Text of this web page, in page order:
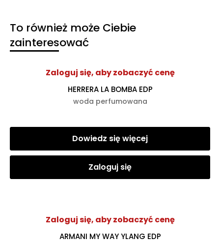
To również może Ciebie
zainteresować
Zaloguj się, aby zobaczyć cenę
HERRERA LA BOMBA EDP
woda perfumowana
Dowiedz się więcej
Zaloguj się
Zaloguj się, aby zobaczyć cenę
ARMANI MY WAY YLANG EDP